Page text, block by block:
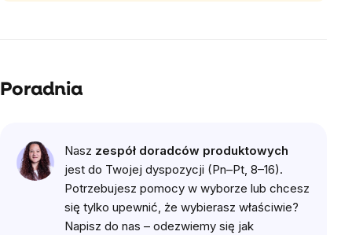
Poradnia
Nasz zespół doradców produktowych
jest do Twojej dyspozycji (Pn–Pt, 8–16).
Potrzebujesz pomocy w wyborze lub chcesz
się tylko upewnić, że wybierasz właściwie?
Napisz do nas – odezwiemy się jak